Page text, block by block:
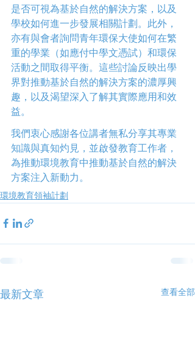
是否可視為基於自然的解決方案，以及
學校如何進一步發展相關計劃。此外，
亦有與會者詢問青年環保大使如何在繁
重的學業（如應付中學文憑試）和環保
活動之間取得平衡。這些討論反映出學
界對推動基於自然的解決方案的濃厚興
趣，以及渴望深入了解其實際應用和效
益。
我們衷心感謝各位講者無私分享其專業
知識與真知灼見，並啟發教育工作者，
為推動環境教育中推動基於自然的解決
方案注入新動力。
環境教育領袖計劃
最新文章 查看全部